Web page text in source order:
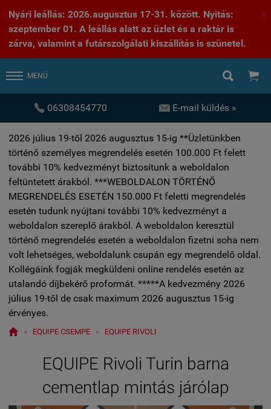
Nyári leállás: 2026.augusztus 17-31. között. Nyitás:
szeptember 01. A leállás alatt az üzlet és a raktár is
zárva, valamint a futárszolgálati kiszállítás is szünetel.
X
MENÜ  
 06308454770  E-mail küldés »
2026 július 19-től 2026 augusztus 15-ig **Üzletünkben
történő személyes megrendelés esetén 100.000 Ft felett
további 10% kedvezményt biztosítunk a weboldalon
feltüntetett árakból. ***WEBOLDALON TÖRTÉNŐ
MEGRENDELÉS ESETÉN 150.000 Ft feletti megrendelés
esetén tudunk nyújtani további 10% kedvezményt a
weboldalon szereplő árakból. A weboldalon keresztül
történő megrendelés esetén a weboldalon fizetni soha nem
volt lehetséges, weboldalunk csupán egy megrendelő oldal.
Kollégáink fogják megküldeni online rendelés esetén az
utalandó díjbekérő proformát. *****A kedvezmény 2026
július 19-től de csak maximum 2026 augusztus 15-ig
érvényes.
 » EQUIPE CSEMPE » EQUIPE RIVOLI
EQUIPE Rivoli Turin barna
cementlap mintás járólap